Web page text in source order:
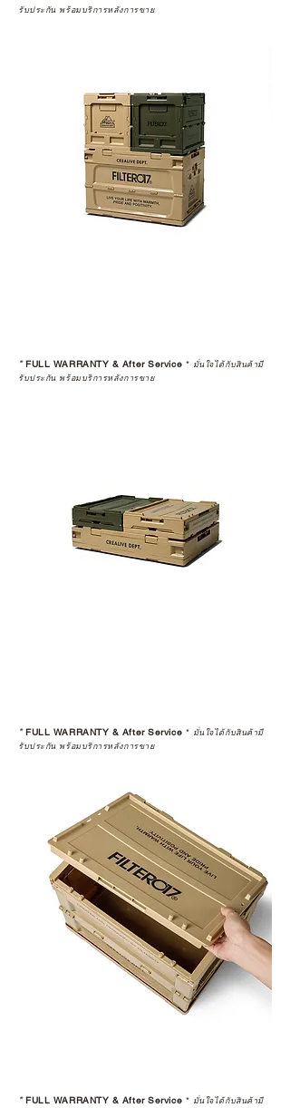
รับประกัน พร้อมบริการหลังการขาย
*FULL WARRANTY & After Service * มั่นใจได้กับสินค้ามี
รับประกัน พร้อมบริการหลังการขาย
*FULL WARRANTY & After Service * มั่นใจได้กับสินค้ามี
รับประกัน พร้อมบริการหลังการขาย
*FULL WARRANTY & After Service * มั่นใจได้กับสินค้ามี